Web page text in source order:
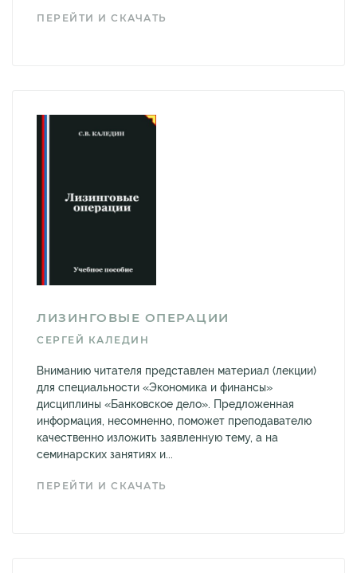
ПЕРЕЙТИ И СКАЧАТЬ
ЛИЗИНГОВЫЕ ОПЕРАЦИИ
СЕРГЕЙ КАЛЕДИН
Вниманию читателя представлен материал (лекции)
для специальности «Экономика и финансы»
дисциплины «Банковское дело». Предложенная
информация, несомненно, поможет преподавателю
качественно изложить заявленную тему, а на
семинарских занятиях и...
ПЕРЕЙТИ И СКАЧАТЬ